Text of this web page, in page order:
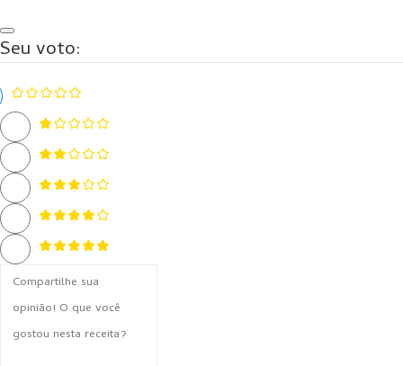
Seu voto: